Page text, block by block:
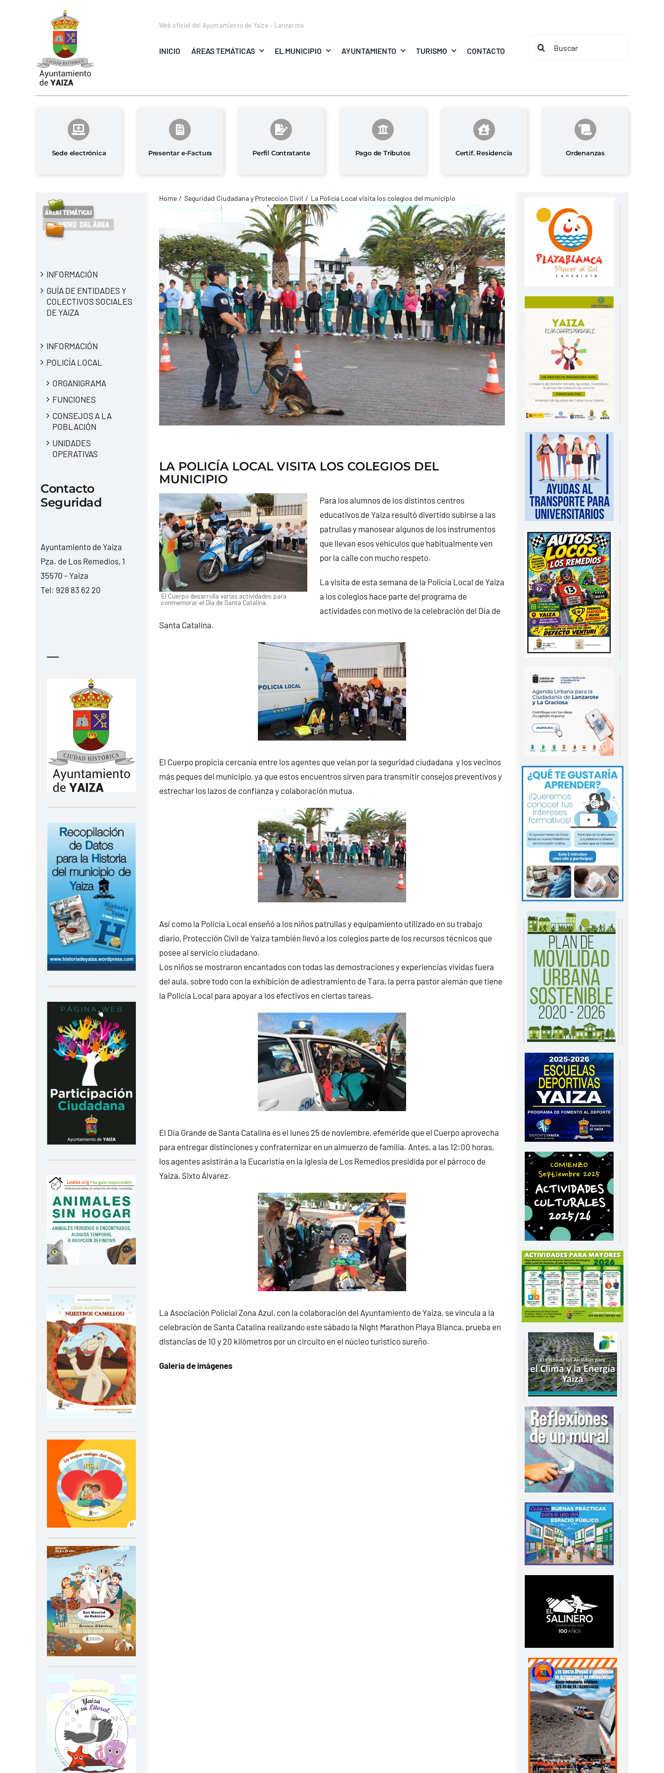
Web oficial del Ayuntamiento de Yaiza – Lanzarote
INICIO ÁREAS TEMÁTICAS EL MUNICIPIO AYUNTAMIENTO TURISMO CONTACTO
Buscar:
Sede electrónica Presentar e-Factura Perfil Contratante Pago de Tributos Certif. Residencia Ordenanzas
INFORMACIÓN
GUÍA DE ENTIDADES Y
COLECTIVOS SOCIALES
DE YAIZA
INFORMACIÓN
POLICÍA LOCAL
ORGANIGRAMA
FUNCIONES
CONSEJOS A LA
POBLACIÓN
UNIDADES
OPERATIVAS
Contacto
Seguridad
Ayuntamiento de Yaiza
Pza. de Los Remedios, 1
35570 - Yaiza
Tel: 928 83 62 20
—
Home Seguridad Ciudadana y Protección Civil La Policía Local visita los colegios del municipio
LA POLICÍA LOCAL VISITA LOS COLEGIOS DEL
MUNICIPIO
El Cuerpo desarrolla varias actividades para
conmemorar el Día de Santa Catalina.
Para los alumnos de los distintos centros
educativos de Yaiza resultó divertido subirse a las
patrullas y manosear algunos de los instrumentos
que llevan esos vehículos que habitualmente ven
por la calle con mucho respeto.
La visita de esta semana de la Policía Local de Yaiza
a los colegios hace parte del programa de
actividades con motivo de la celebración del Día de
Santa Catalina.
El Cuerpo propicia cercanía entre los agentes que velan por la seguridad ciudadana y los vecinos
más peques del municipio, ya que estos encuentros sirven para transmitir consejos preventivos y
estrechar los lazos de confianza y colaboración mutua.
Así como la Policía Local enseñó a los niños patrullas y equipamiento utilizado en su trabajo
diario, Protección Civil de Yaiza también llevó a los colegios parte de los recursos técnicos que
posee al servicio ciudadano.
Los niños se mostraron encantados con todas las demostraciones y experiencias vividas fuera
del aula, sobre todo con la exhibición de adiestramiento de Tara, la perra pastor alemán que tiene
la Policía Local para apoyar a los efectivos en ciertas tareas.
El Día Grande de Santa Catalina es el lunes 25 de noviembre, efeméride que el Cuerpo aprovecha
para entregar distinciones y confraternizar en un almuerzo de familia. Antes, a las 12:00 horas,
los agentes asistirán a la Eucaristía en la Iglesia de Los Remedios presidida por el párroco de
Yaiza, Sixto Álvarez.
La Asociación Policial Zona Azul, con la colaboración del Ayuntamiento de Yaiza, se vincula a la
celebración de Santa Catalina realizando este sábado la Night Marathon Playa Blanca, prueba en
distancias de 10 y 20 kilómetros por un circuito en el núcleo turístico sureño.
Galería de imágenes